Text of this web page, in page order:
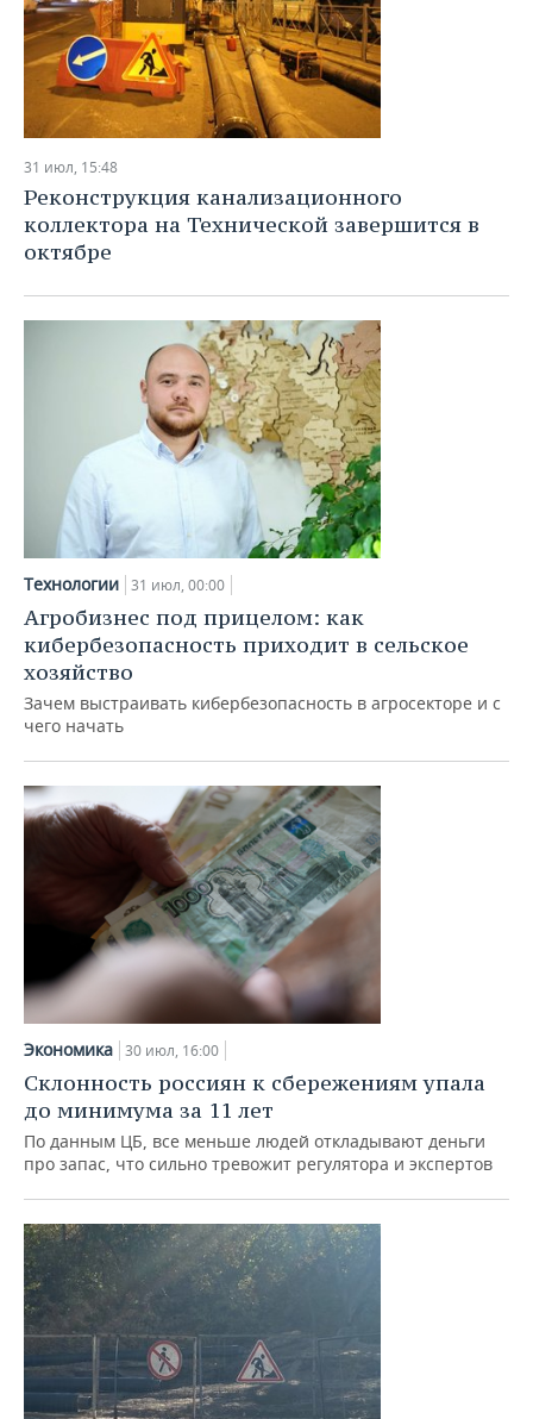
31 июл, 15:48
Реконструкция канализационного
коллектора на Технической завершится в
октябре
Технологии 31 июл, 00:00
Агробизнес под прицелом: как
кибербезопасность приходит в сельское
хозяйство
Зачем выстраивать кибербезопасность в агросекторе и с
чего начать
Экономика 30 июл, 16:00
Склонность россиян к сбережениям упала
до минимума за 11 лет
По данным ЦБ, все меньше людей откладывают деньги
про запас, что сильно тревожит регулятора и экспертов